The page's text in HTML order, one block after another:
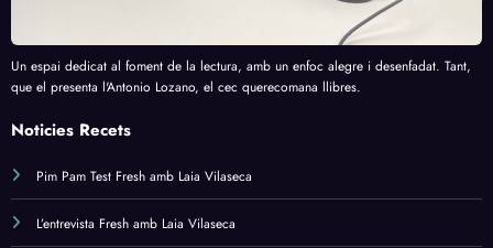
Un espai dedicat al foment de la lectura, amb un enfoc alegre i desenfadat. Tant,
que el presenta l'Antonio Lozano, el cec querecomana llibres.
Noticies Recets
Pim Pam Test Fresh amb Laia Vilaseca
L’entrevista Fresh amb Laia Vilaseca